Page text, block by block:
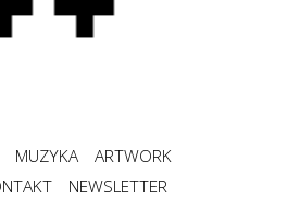
MUZYKA
ARTWORK
NEWSLETTER